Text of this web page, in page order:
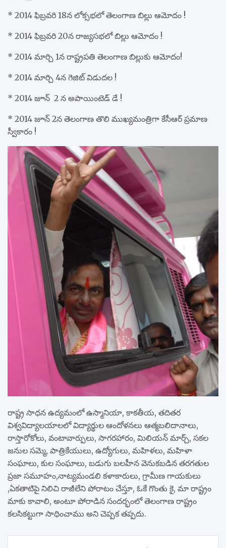
* 2014 ఫిబ్రవరి 18న లోక్సభలో తెలంగాణ బిల్లు ఆమోదం !
* 2014 ఫిబ్రవరి 20న రాజ్యసభలో బిల్లు ఆమోదం !
* 2014 మార్చి 1న రాష్ట్రపతి తెలంగాణ బిల్లుకు ఆమోదం!
* 2014 మార్చి 4న గెజిట్ విడుదల !
* 2014 జూన్ 2 న అపాయింటెడ్ డే !
* 2014 జూన్ 2న తెలంగాణ తొలి ముఖ్యమంత్రిగా కేసీఆర్ ప్రమాణ
స్వీకారం !
రాష్ట్ర సాధన ఉద్యమంలో ఉస్మానియా, కాకతీయ, తదితర
విశ్వవిద్యాలయాలలో విద్యార్థుల ఆందోళనలు ఆత్మబలిదానాలు,
రాస్తారోకోలు, వంటావార్పులు, సాగరహారం, మిలియన్ మార్చ్, సకల
జనుల సమ్మె, పాత్రికేయులు, ఉద్యోగులు, మహిళలు, మహిళా
సంఘాలు, కుల సంఘాలు, బడుగు బలహీన వెనుకబడిన తరగతుల
ప్రజా సమూహం,నాట్యమండలి కళాకారులు, గ్రామీణ గాయకులు
,ఏకతాటిపై నిలిచి రాజీలేని పోరాటం చేస్తూ, ఓకే గొంతు కై, మా రాష్ట్రం
మాకు కావాలి, అంటూ పోరాడిన సందర్భంలో తెలంగాణ రాష్ట్రం
కలసికట్టుగా సాధించాము అని చెప్పక తప్పదు.